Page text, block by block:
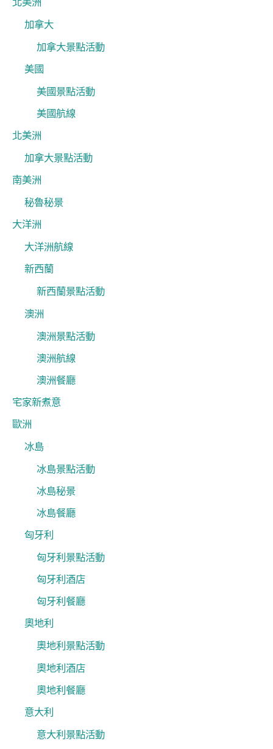
加拿大
加拿大景點活動
美國
美國景點活動
美國航線
北美洲
加拿大景點活動
南美洲
秘魯秘景
大洋洲
大洋洲航線
新西蘭
新西蘭景點活動
澳洲
澳洲景點活動
澳洲航線
澳洲餐廳
宅家新煮意
歐洲
冰島
冰島景點活動
冰島秘景
冰島餐廳
匈牙利
匈牙利景點活動
匈牙利酒店
匈牙利餐廳
奧地利
奧地利景點活動
奧地利酒店
奧地利餐廳
意大利
意大利景點活動